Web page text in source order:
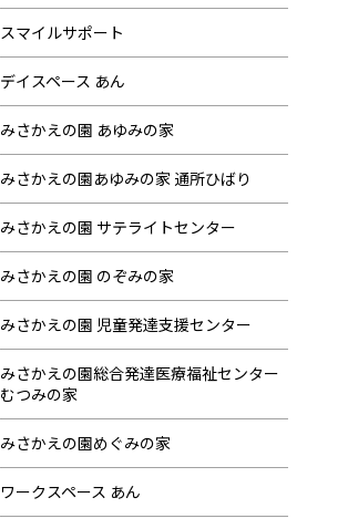
スマイルサポート
デイスペース あん
みさかえの園 あゆみの家
みさかえの園あゆみの家 通所ひばり
みさかえの園 サテライトセンター
みさかえの園 のぞみの家
みさかえの園 児童発達支援センター
みさかえの園総合発達医療福祉センター
むつみの家
みさかえの園めぐみの家
ワークスペース あん